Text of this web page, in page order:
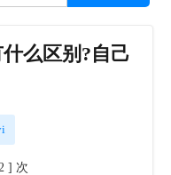
么区别?自己
] 次